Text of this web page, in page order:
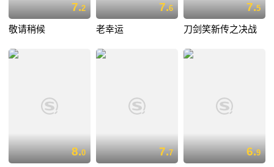
7.2
敬请稍候
7.6
老幸运
7.5
刀剑笑新传之决战
8.0 7.7 6.9